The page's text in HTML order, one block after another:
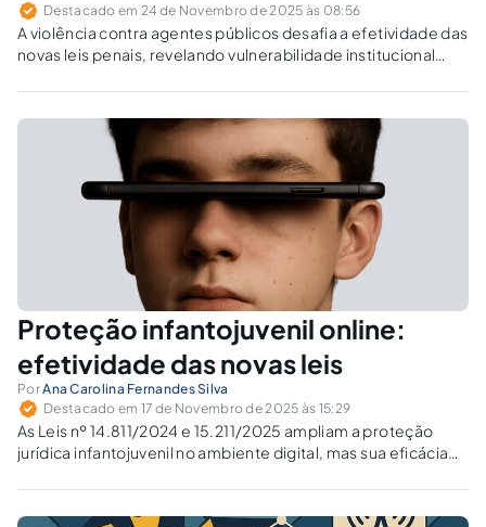
Destacado em 24 de Novembro de 2025 às 08:56
A violência contra agentes públicos desafia a efetividade das
novas leis penais, revelando vulnerabilidade institucional
avanço do crime organizado?
Proteção infantojuvenil online:
efetividade das novas leis
PorAna Carolina Fernandes Silva
Destacado em 17 de Novembro de 2025 às 15:29
As Leis nº 14.811/2024 e 15.211/2025 ampliam a proteção
jurídica infantojuvenil no ambiente digital, mas sua eficácia
essa tutela digital seja realmente efetiva?